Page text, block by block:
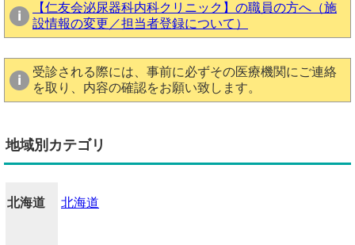
【仁友会泌尿器科内科クリニック】の職員の方へ（施
設情報の変更／担当者登録について）
受診される際には、事前に必ずその医療機関にご連絡
を取り、内容の確認をお願い致します。
地域別カテゴリ
北海道 北海道